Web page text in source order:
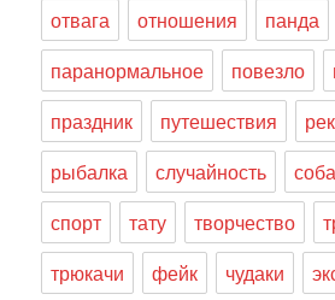
отвага
отношения
панда
паранормальное
повезло
праздник
путешествия
рыбалка
случайность
спорт
тату творчество
трюкачи
фейк чудаки